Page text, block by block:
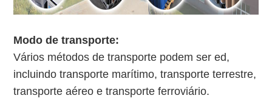
Modo de transporte:
Vários métodos de transporte podem ser ed,
incluindo transporte marítimo, transporte terrestre,
transporte aéreo e transporte ferroviário.